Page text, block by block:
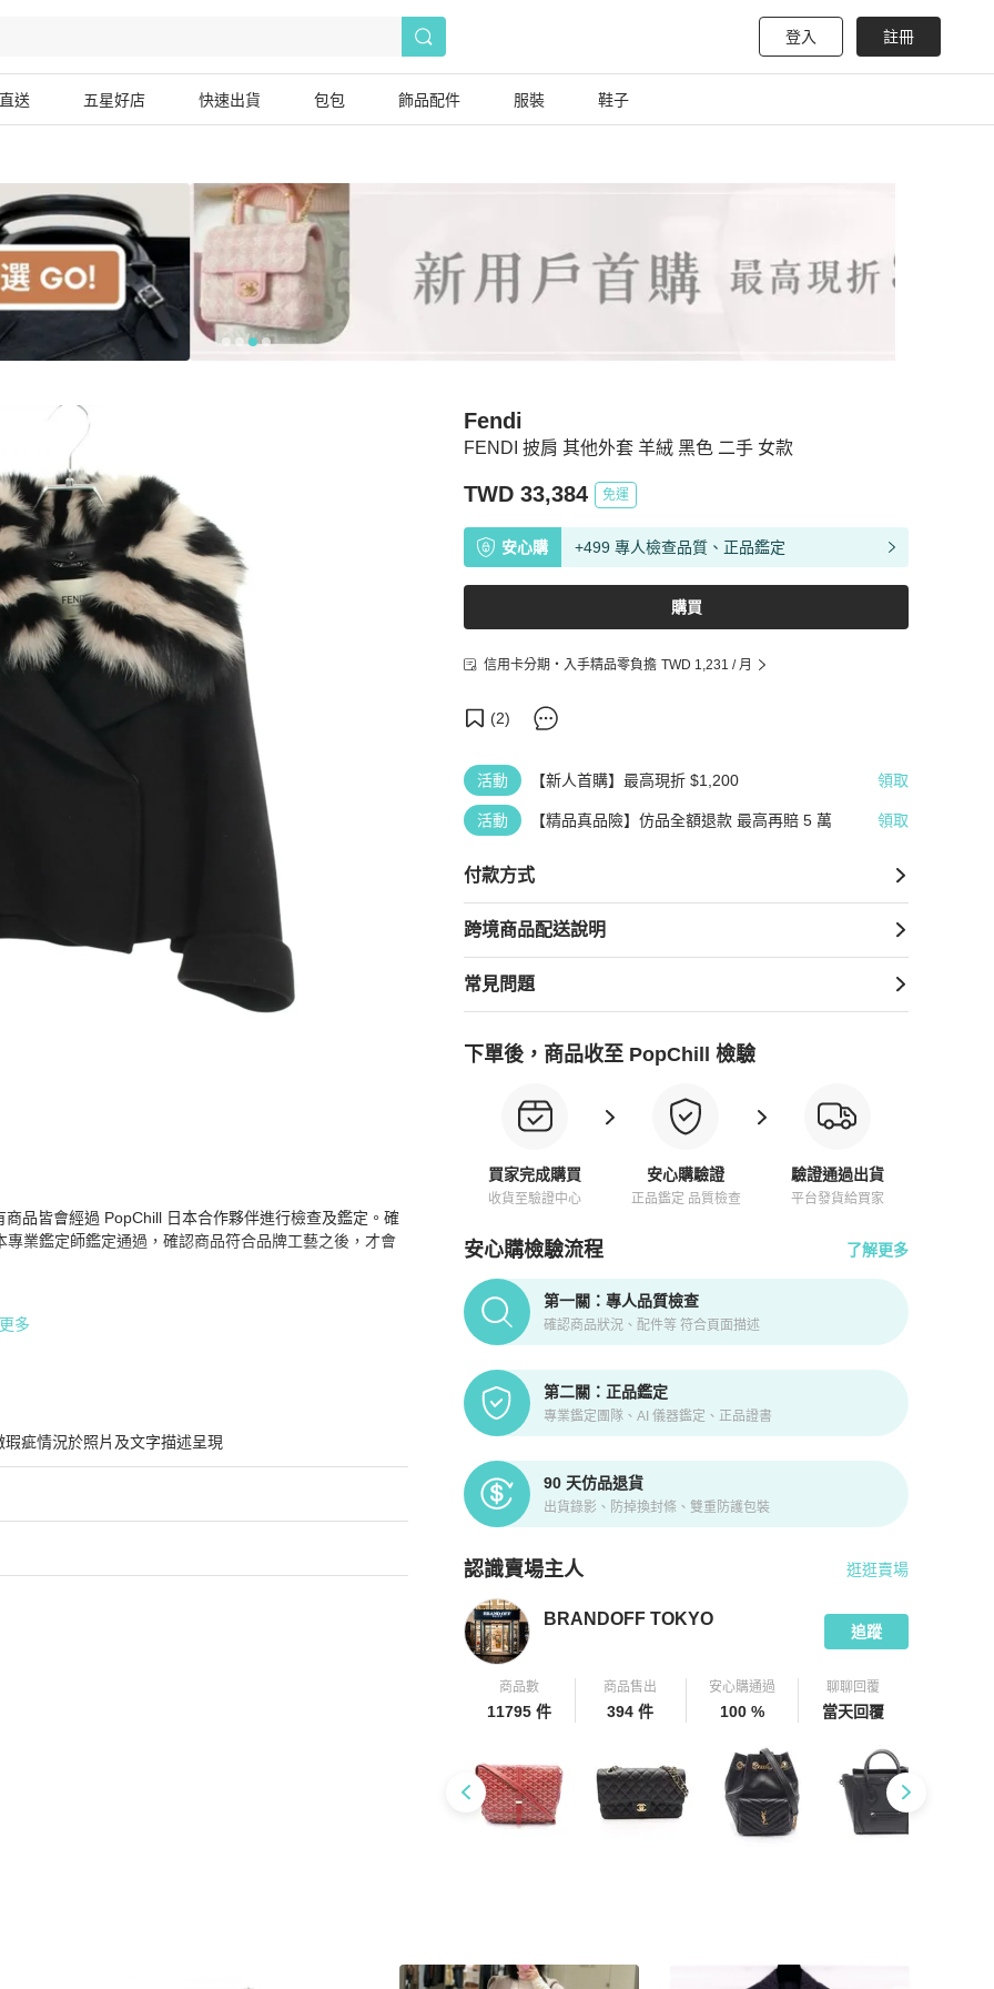
登入 註冊
送 五星好店 快速出貨 包包 飾品配件 服裝 鞋子
FENDI 披肩 其他外套 羊絨 黑色 二手 女款
Fendi
TWD 33,384 免運
安心購 +499 專人檢查品質、正品鑑定
購買
信用卡分期・入手精品零負擔 TWD 1,231 / 月
(2)
活動 【新人首購】最高現折 $1,200 領取
活動 【精品真品險】仿品全額退款 最高再賠 5 萬 領取
付款方式
跨境商品配送說明
常見問題
下單後，商品收至 PopChill 檢驗
買家完成購買
收貨至驗證中心
安心購驗證
正品鑑定 品質檢查
驗證通過出貨
平台發貨給買家
安心購檢驗流程 了解更多
PopChill拍拍圈正品驗證、安心購檢驗流程介紹
第一關：專人品質檢查
確認商品狀況、配件等 符合頁面描述
第二關：正品鑑定
專業鑑定團隊、AI 儀器鑑定、正品證書
90 天仿品退貨
出貨錄影、防掉換封條、雙重防護包裝
認識賣場主人
PopChill 拍拍圈嚴選賣家 介紹
逛逛賣場
BRANDOFF TOKYO
追蹤
商品數
11795 件
商品售出
394 件
安心購通過
100 %
聊聊回覆
當天回覆
品皆會經過 PopChill 日本合作夥伴進行檢查及鑑定。確
業鑑定師鑑定通過，確認商品符合品牌工藝之後，才會
多
疵情況於照片及文字描述呈現